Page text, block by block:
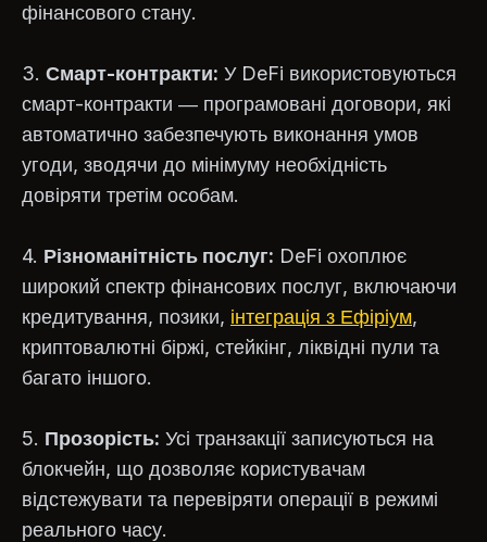
фінансового стану.
3. Смарт-контракти: У DeFi використовуються
смарт-контракти — програмовані договори, які
автоматично забезпечують виконання умов
угоди, зводячи до мінімуму необхідність
довіряти третім особам.
4. Різноманітність послуг: DeFi охоплює
широкий спектр фінансових послуг, включаючи
кредитування, позики, інтеграція з Ефіріум,
криптовалютні біржі, стейкінг, ліквідні пули та
багато іншого.
5. Прозорість: Усі транзакції записуються на
блокчейн, що дозволяє користувачам
відстежувати та перевіряти операції в режимі
реального часу.